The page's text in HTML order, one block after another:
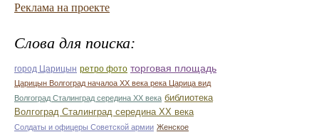
Реклама на проекте
Слова для поиска:
город Царицын ретро фото торговая площадь
Царицын Волгоград началоа ХХ века река Царица вид
Волгоград Сталинград середина ХХ века библиотека
Волгоград Сталинград середина ХХ века
Солдаты и офицеры Советской армии Женское